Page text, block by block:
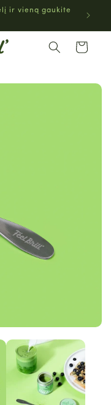
ir vieną gaukite
Krepšelis